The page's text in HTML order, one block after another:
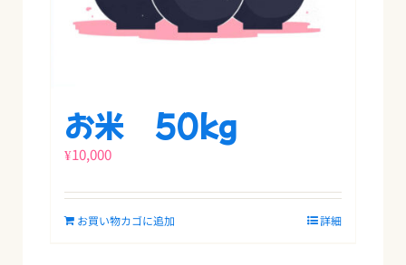
お米 50kg
¥10,000
お買い物カゴに追加 詳細